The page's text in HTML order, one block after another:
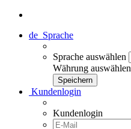
de Sprache
Sprache auswählen
Währung auswählen
Kundenlogin
Kundenlogin